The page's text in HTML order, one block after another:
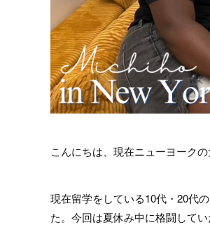
こんにちは、現在ニューヨーク
現在留学をしている10代・20代
た。今回は夏休み中に格闘して